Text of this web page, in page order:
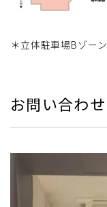
＊立体駐車場Bゾー
お問い合わせ